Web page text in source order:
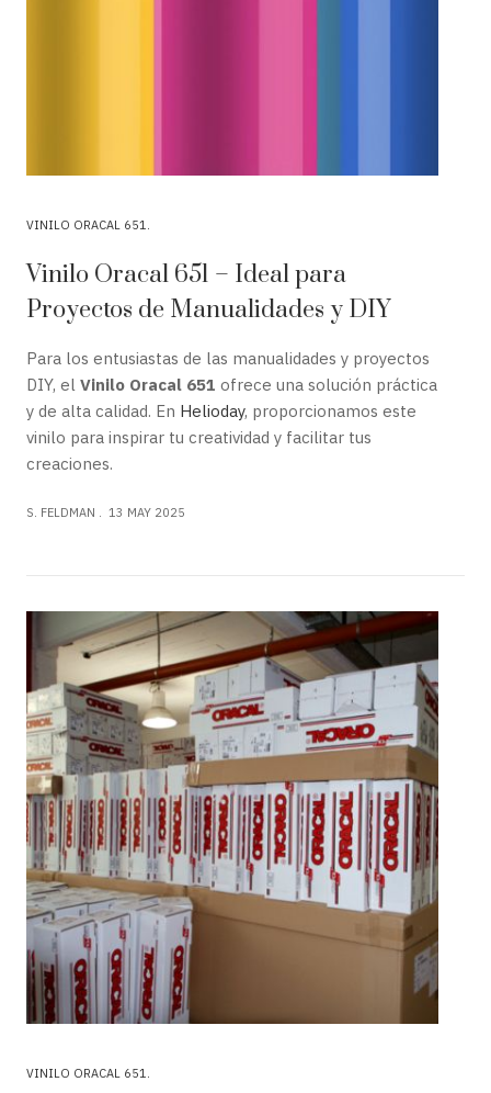
VINILO ORACAL 651
Vinilo Oracal 651 – Ideal para
Proyectos de Manualidades y DIY
Para los entusiastas de las manualidades y proyectos
DIY, el Vinilo Oracal 651 ofrece una solución práctica
y de alta calidad. En Helioday, proporcionamos este
vinilo para inspirar tu creatividad y facilitar tus
creaciones.
S. FELDMAN 13 MAY 2025
VINILO ORACAL 651